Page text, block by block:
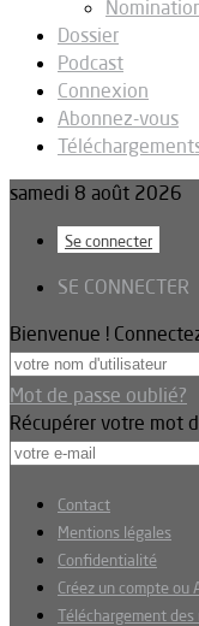
Dossier
Podcast
Connexion
Abonnez-vous
samedi 8 août 2026
Se connecter
SE CONNECTER
Bienvenue !
Mot de passe oublié?
Récupérer votre mot
Contact
Mentions légales
Confidentialité
Créez un compte ou
Téléchargement des